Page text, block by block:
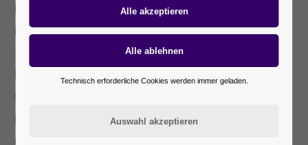
Da im Jahr 2020 aufgrund von Corona keine
Betriebsversammlung stattfinden konnte, wurden die
Jubilare am 19.02.2021 im kleinen Kreis für Ihre
bisherige Arbeit geehrt. Bei Kaffee und Kuchen wurde
sich über die vergangenen Jahrzehnte ausgetauscht.
Im Anschluss daran erhielten die Mitarbeiter/Innen
neben einer Gratifikation noch ein kleines Geschenk
Technisch erforderliche Cookies werden immer geladen.